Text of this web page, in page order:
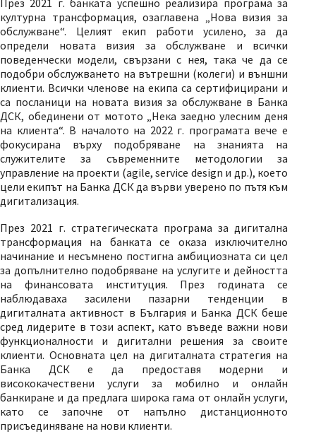
През 2021 г. банката успешно реализира програма за
културна трансформация, озаглавена „Нова визия за
обслужване“. Целият екип работи усилено, за да
определи новата визия за обслужване и всички
поведенчески модели, свързани с нея, така че да се
подобри обслужването на вътрешни (колеги) и външни
клиенти. Всички членове на екипа са сертифицирани и
са посланици на новата визия за обслужване в Банка
ДСК, обединени от мотото „Нека заедно улесним деня
на клиента“. В началото на 2022 г. програмата вече е
фокусирана върху подобряване на знанията на
служителите за съвременните методологии за
управление на проекти (agile, service design и др.), което
цели екипът на Банка ДСК да върви уверено по пътя към
дигитализация.
През 2021 г. стратегическата програма за дигитална
трансформация на банката се оказа изключително
начинание и несъмнено постигна амбициозната си цел
за допълнително подобряване на услугите и дейността
на финансовата институция. През годината се
наблюдаваха засилени пазарни тенденции в
дигиталната активност в България и Банка ДСК беше
сред лидерите в този аспект, като въведе важни нови
функционалности и дигитални решения за своите
клиенти. Основната цел на дигиталната стратегия на
Банка ДСК е да предоставя модерни и
висококачествени услуги за мобилно и онлайн
банкиране и да предлага широка гама от онлайн услуги,
като се започне от напълно дистанционното
присъединяване на нови клиенти.